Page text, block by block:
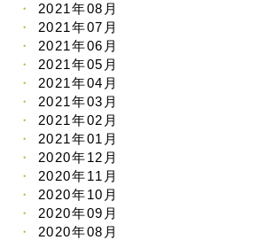
2021年08月
2021年07月
2021年06月
2021年05月
2021年04月
2021年03月
2021年02月
2021年01月
2020年12月
2020年11月
2020年10月
2020年09月
2020年08月